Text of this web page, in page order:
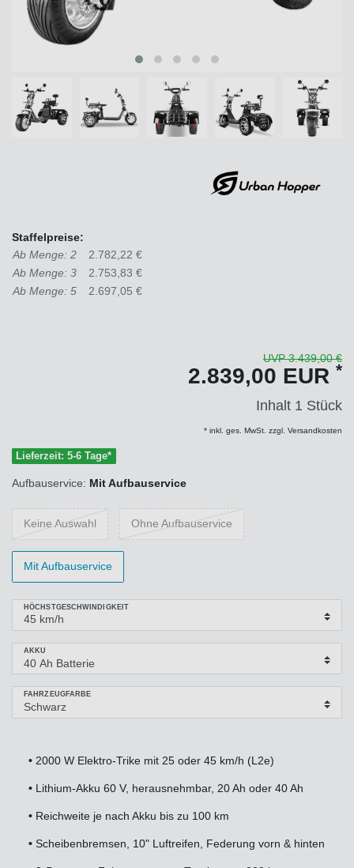
Staffelpreise:
Ab Menge: 2
2.782,22 €
Ab Menge: 3
2.753,83 €
Ab Menge: 5
2.697,05 €
UVP 3.439,00 €
2.839,00 EUR *
Inhalt 1 Stück
* inkl. ges. MwSt. zzgl. Versandkosten
Lieferzeit: 5-6 Tage*
Aufbauservice: Mit Aufbauservice
Keine Auswahl Ohne Aufbauservice
Mit Aufbauservice
HÖCHSTGESCHWINDIGKEIT
AKKU
FAHRZEUGFARBE
• 2000 W Elektro-Trike mit 25 oder 45 km/h (L2e)
• Lithium-Akku 60 V, herausnehmbar, 20 Ah oder 40 Ah
• Reichweite je nach Akku bis zu 100 km
• Scheibenbremsen, 10" Luftreifen, Federung vorn & hinten